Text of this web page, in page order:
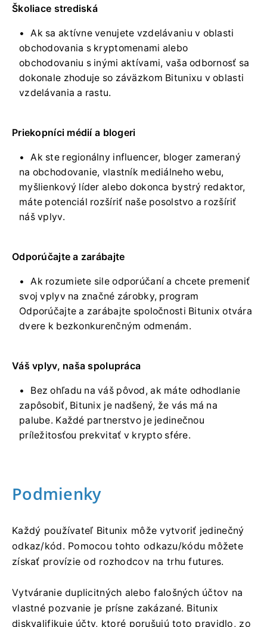
Školiace strediská
Ak sa aktívne venujete vzdelávaniu v oblasti
obchodovania s kryptomenami alebo
obchodovaniu s inými aktívami, vaša odbornosť sa
dokonale zhoduje so záväzkom Bitunixu v oblasti
vzdelávania a rastu.
Priekopníci médií a blogeri
Ak ste regionálny influencer, bloger zameraný
na obchodovanie, vlastník mediálneho webu,
myšlienkový líder alebo dokonca bystrý redaktor,
máte potenciál rozšíriť naše posolstvo a rozšíriť
náš vplyv.
Odporúčajte a zarábajte
Ak rozumiete sile odporúčaní a chcete premeniť
svoj vplyv na značné zárobky, program
Odporúčajte a zarábajte spoločnosti Bitunix otvára
dvere k bezkonkurenčným odmenám.
Váš vplyv, naša spolupráca
Bez ohľadu na váš pôvod, ak máte odhodlanie
zapôsobiť, Bitunix je nadšený, že vás má na
palube. Každé partnerstvo je jedinečnou
príležitosťou prekvitať v krypto sfére.
Podmienky
Každý používateľ Bitunix môže vytvoriť jedinečný
odkaz/kód. Pomocou tohto odkazu/kódu môžete
získať provízie od rozhodcov na trhu futures.
Vytváranie duplicitných alebo falošných účtov na
vlastné pozvanie je prísne zakázané. Bitunix
diskvalifikuje účty, ktoré porušujú toto pravidlo, zo